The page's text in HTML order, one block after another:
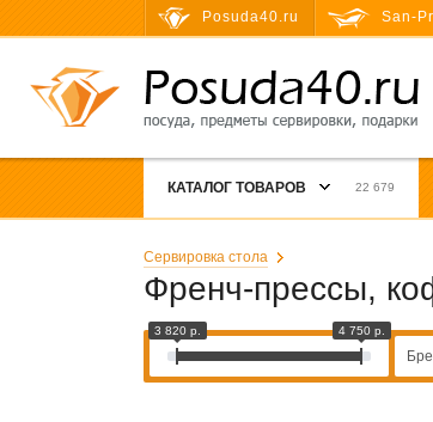
Posuda40.ru San-
КАТАЛОГ ТОВАРОВ 22 679
Сервировка стола
Френч-прессы,
3 820 р. 4 750 р.